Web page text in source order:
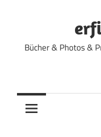
Bücher & Photos &